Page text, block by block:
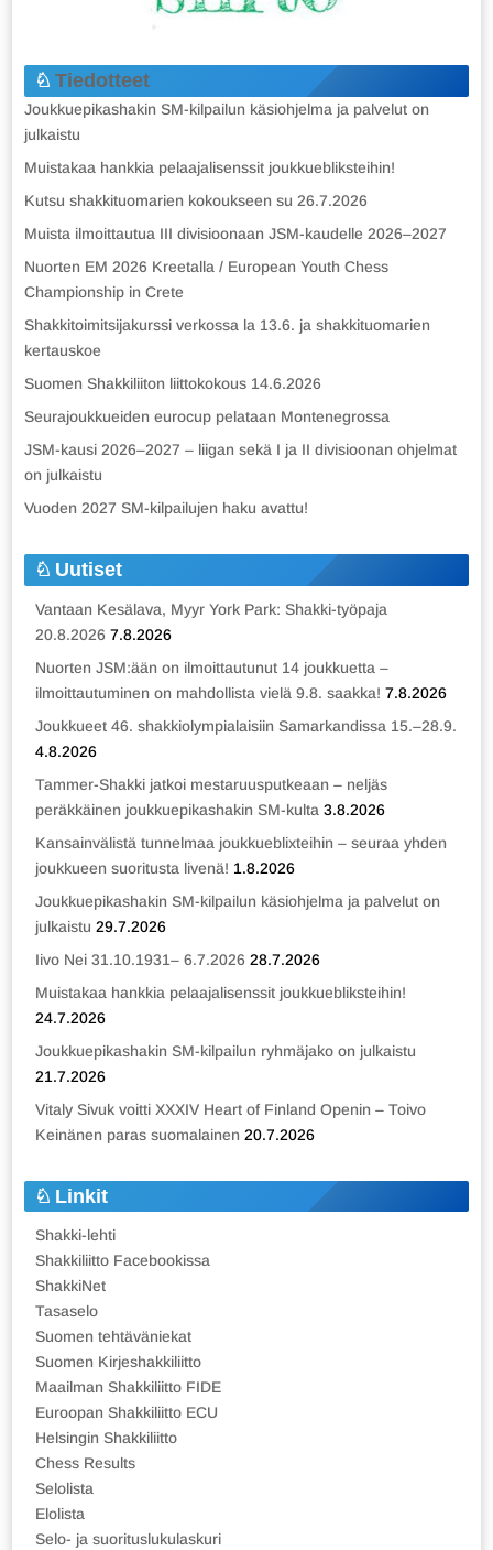
Tiedotteet
Joukkuepikashakin SM-kilpailun käsiohjelma ja palvelut on
julkaistu
Muistakaa hankkia pelaajalisenssit joukkuebliksteihin!
Kutsu shakkituomarien kokoukseen su 26.7.2026
Muista ilmoittautua III divisioonaan JSM-kaudelle 2026–2027
Nuorten EM 2026 Kreetalla / European Youth Chess
Championship in Crete
Shakkitoimitsijakurssi verkossa la 13.6. ja shakkituomarien
kertauskoe
Suomen Shakkiliiton liittokokous 14.6.2026
Seurajoukkueiden eurocup pelataan Montenegrossa
JSM-kausi 2026–2027 – liigan sekä I ja II divisioonan ohjelmat
on julkaistu
Vuoden 2027 SM-kilpailujen haku avattu!
Uutiset
Vantaan Kesälava, Myyr York Park: Shakki-työpaja
20.8.2026 7.8.2026
Nuorten JSM:ään on ilmoittautunut 14 joukkuetta –
ilmoittautuminen on mahdollista vielä 9.8. saakka! 7.8.2026
Joukkueet 46. shakkiolympialaisiin Samarkandissa 15.–28.9.
4.8.2026
Tammer-Shakki jatkoi mestaruusputkeaan – neljäs
peräkkäinen joukkuepikashakin SM-kulta 3.8.2026
Kansainvälistä tunnelmaa joukkueblixteihin – seuraa yhden
joukkueen suoritusta livenä! 1.8.2026
Joukkuepikashakin SM-kilpailun käsiohjelma ja palvelut on
julkaistu 29.7.2026
Iivo Nei 31.10.1931– 6.7.2026 28.7.2026
Muistakaa hankkia pelaajalisenssit joukkuebliksteihin!
24.7.2026
Joukkuepikashakin SM-kilpailun ryhmäjako on julkaistu
21.7.2026
Vitaly Sivuk voitti XXXIV Heart of Finland Openin – Toivo
Keinänen paras suomalainen 20.7.2026
Linkit
Shakki-lehti
Shakkiliitto Facebookissa
ShakkiNet
Tasaselo
Suomen tehtäväniekat
Suomen Kirjeshakkiliitto
Maailman Shakkiliitto FIDE
Euroopan Shakkiliitto ECU
Helsingin Shakkiliitto
Chess Results
Selolista
Elolista
Selo- ja suorituslukulaskuri